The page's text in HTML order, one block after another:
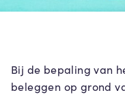
Bij de bepaling van
beleggen op grond